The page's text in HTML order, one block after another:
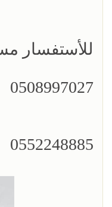
للأستفسار
0508997027
0552248885